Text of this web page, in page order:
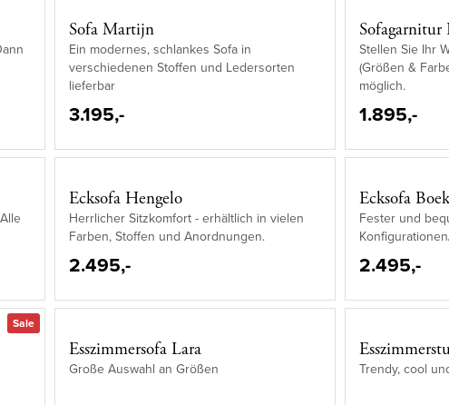
Sofa Martijn
Ein modernes, schlankes Sofa in
verschiedenen Stoffen und Ledersorten
lieferbar
3.195,-
Sofagarnitur
Stellen Sie Ihr
(Größen &
möglich.
1.895,-
Ecksofa Hengelo
Herrlicher Sitzkomfort - erhältlich in vielen
Farben, Stoffen und Anordnungen.
2.495,-
Ecksofa
Fester und
2.495,-
Sale
Esszimmersofa Lara
Große Auswahl an Größen Trendy, cool